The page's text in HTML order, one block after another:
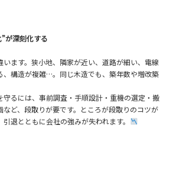
が深刻化する
ます。狭小地、隣家が近い、道路が細い、電線
、構造が複雑…。同じ木造でも、築年数や増改築
守るには、事前調査・手順設計・重機の選定・搬
ど、段取りが要です。ところが段取りのコツが
退とともに会社の強みが失われます。